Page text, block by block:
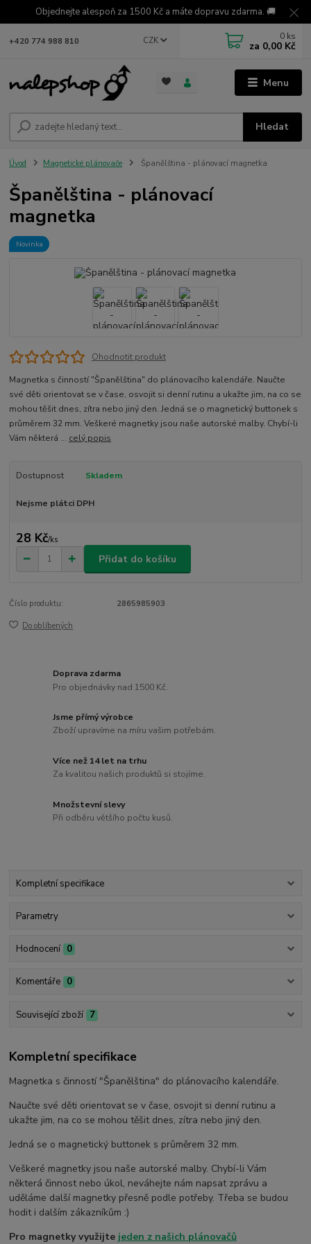
Objednejte alespoň za 1500 Kč a máte dopravu zdarma. 🚚
Menu
CZK
Hledat
+420 774 988 810 0 ks
za 0,00 Kč
Úvod Magnetické plánovače Španělština - plánovací magnetka
Španělština - plánovací
magnetka
Novinka
Ohodnotit produkt
Magnetka s činností "Španělština" do plánovacího kalendáře. Naučte
své děti orientovat se v čase, osvojit si denní rutinu a ukažte jim, na co se
mohou těšit dnes, zítra nebo jiný den. Jedná se o magnetický buttonek s
průměrem 32 mm. Veškeré magnetky jsou naše autorské malby. Chybí-li
Vám některá ... celý popis
Dostupnost Skladem
Nejsme plátci DPH
28 Kč/ks
Přidat do košíku
Číslo produktu: 2865985903
Do oblíbených
Doprava zdarma
Pro objednávky nad 1500 Kč.
Jsme přímý výrobce
Zboží upravíme na míru vašim potřebám.
Více než 14 let na trhu
Za kvalitou našich produktů si stojíme.
Množstevní slevy
Při odběru většího počtu kusů.
Kompletní specifikace
Parametry
Hodnocení 0
Komentáře 0
Související zboží 7
Kompletní specifikace
Magnetka s činností "Španělština" do plánovacího kalendáře.
Naučte své děti orientovat se v čase, osvojit si denní rutinu a
ukažte jim, na co se mohou těšit dnes, zítra nebo jiný den.
Jedná se o magnetický buttonek s průměrem 32 mm.
Veškeré magnetky jsou naše autorské malby. Chybí-li Vám
některá činnost nebo úkol, neváhejte nám napsat zprávu a
uděláme další magnetky přesně podle potřeby. Třeba se budou
hodit i dalším zákazníkům :)
Pro magnetky využijte jeden z našich plánovačů